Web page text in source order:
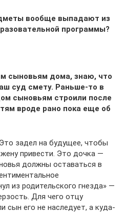
вообще выпадают из
программы?
сыновьям дома, знаю, что
суд смету. Раньше-то в
сыновьям строили после
вроде рано пока еще об
задел на будущее, чтобы
привести. Это дочка —
должны оставаться в
из родительского гнезда» —
Для чего отцу
сын его не наследует, а куда-